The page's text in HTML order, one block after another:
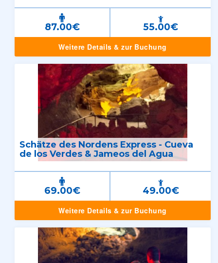
87.00€ 55.00€
Weitere Details & zur Buchung
Schätze des Nordens Express - Cueva
de los Verdes & Jameos del Agua
69.00€ 49.00€
Weitere Details & zur Buchung